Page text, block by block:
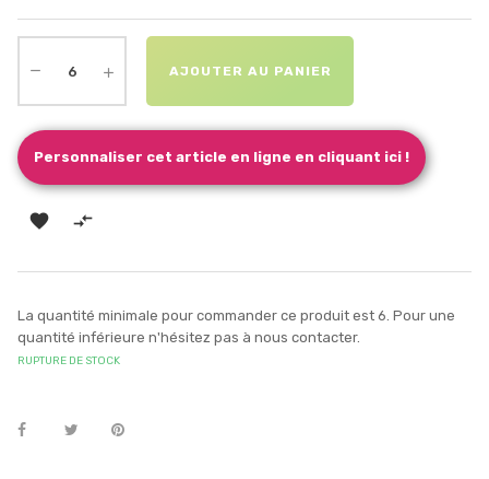
AJOUTER AU PANIER
Personnaliser cet article en ligne en cliquant ici !
 
La quantité minimale pour commander ce produit est 6. Pour une
quantité inférieure n'hésitez pas à nous contacter.
RUPTURE DE STOCK